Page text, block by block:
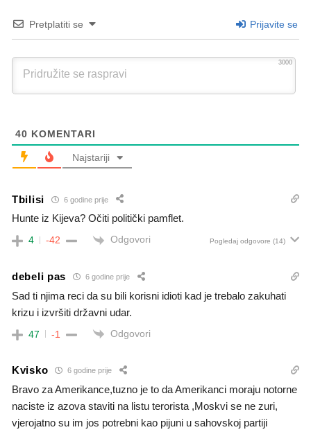
Pretplatiti se Prijavite se
3000
40 KOMENTARI
Najstariji
Tbilisi 6 godine prije
Hunte iz Kijeva? Očiti politički pamflet.
4 -42 Odgovori Pogledaj odgovore (14)
debeli pas 6 godine prije
Sad ti njima reci da su bili korisni idioti kad je trebalo zakuhati
krizu i izvršiti državni udar.
47 -1 Odgovori
Kvisko 6 godine prije
Bravo za Amerikance,tuzno je to da Amerikanci moraju notorne
naciste iz azova staviti na listu terorista ,Moskvi se ne zuri,
vjerojatno su im jos potrebni kao pijuni u sahovskoj partiji